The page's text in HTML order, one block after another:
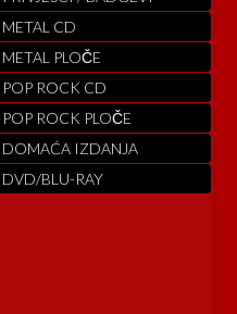
METAL CD
METAL PLOČE
POP ROCK CD
POP ROCK PLOČE
DOMAĆA IZDANJA
DVD/BLU-RAY